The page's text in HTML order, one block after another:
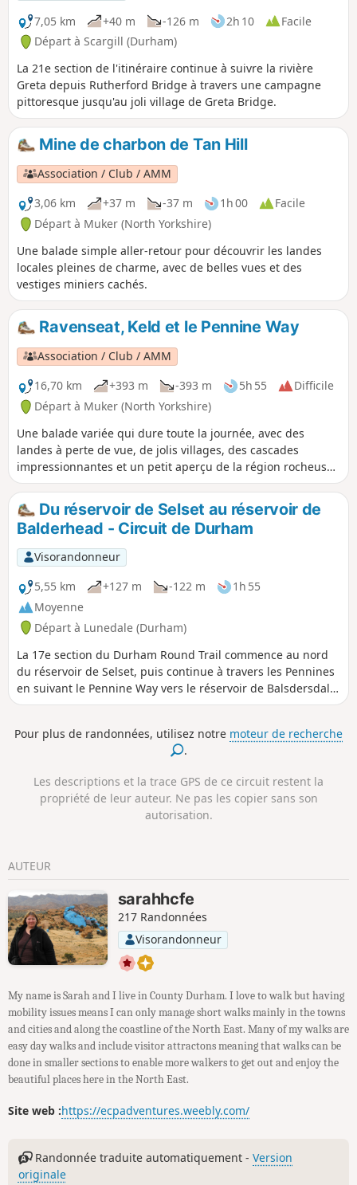
7,05 km
+40 m -126 m 2h 10
Facile
Départ à Scargill (Durham)
La 21e section de l'itinéraire continue à suivre la rivière
Greta depuis Rutherford Bridge à travers une campagne
pittoresque jusqu'au joli village de Greta Bridge.
Mine de charbon de Tan Hill
Association / Club / AMM
3,06 km
+37 m -37 m 1h 00
Facile
Départ à Muker (North Yorkshire)
Une balade simple aller-retour pour découvrir les landes
locales pleines de charme, avec de belles vues et des
vestiges miniers cachés.
Ravenseat, Keld et le Pennine Way
Association / Club / AMM
16,70 km
+393 m -393 m 5h 55
Difficile
Départ à Muker (North Yorkshire)
Une balade variée qui dure toute la journée, avec des
landes à perte de vue, de jolis villages, des cascades
impressionnantes et un petit aperçu de la région rocheuse
de Swaledale.
Du réservoir de Selset au réservoir de
Balderhead - Circuit de Durham
Visorandonneur
5,55 km
+127 m -122 m
1h 55
Moyenne
Départ à Lunedale (Durham)
La 17e section du Durham Round Trail commence au nord
du réservoir de Selset, puis continue à travers les Pennines
en suivant le Pennine Way vers le réservoir de Balsdersdale.
Tout au long de la randonnée, tu pourras admirer de
Pour plus de randonnées, utilisez notre moteur de recherche
.
Les descriptions et la trace GPS de ce circuit restent la
propriété de leur auteur. Ne pas les copier sans son
autorisation.
AUTEUR
sarahhcfe
217 Randonnées
Visorandonneur
My name is Sarah and I live in County Durham. I love to walk but having
mobility issues means I can only manage short walks mainly in the towns
and cities and along the coastline of the North East. Many of my walks are
easy day walks and include visitor attractons meaning that walks can be
done in smaller sections to enable more walkers to get out and enjoy the
beautiful places here in the North East.
Site web :https://ecpadventures.weebly.com/
Randonnée traduite automatiquement -Version
originale